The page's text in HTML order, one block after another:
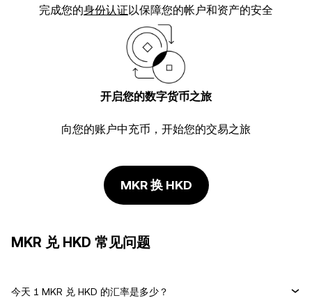
完成您的身份认证以保障您的帐户和资产的安全
开启您的数字货币之旅
向您的账户中充币，开始您的交易之旅
MKR 换 HKD
MKR 兑 HKD 常见问题
今天 1 MKR 兑 HKD 的汇率是多少？